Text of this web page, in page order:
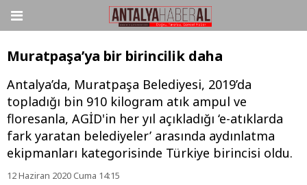
Muratpaşa’ya bir birincilik daha
Antalya’da, Muratpaşa Belediyesi, 2019’da
topladığı bin 910 kilogram atık ampul ve
floresanla, AGİD'in her yıl açıkladığı ‘e-atıklarda
fark yaratan belediyeler’ arasında aydınlatma
ekipmanları kategorisinde Türkiye birincisi oldu.
12 Haziran 2020 Cuma 14:15